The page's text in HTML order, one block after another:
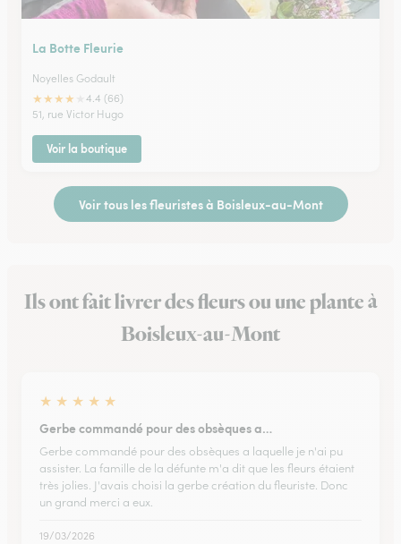
La Botte Fleurie
Noyelles Godault
★★★★
4.4 (66)
51, rue Victor Hugo
Voir la boutique
Voir tous les fleuristes à Boisleux-au-Mont
Ils ont fait livrer des fleurs ou une plante à
Boisleux-au-Mont
★ ★ ★ ★ ★
Gerbe commandé pour des obsèques a…
Gerbe commandé pour des obsèques a laquelle je n'ai pu
assister. La famille de la défunte m'a dit que les fleurs étaient
très jolies. J'avais choisi la gerbe création du fleuriste. Donc
un grand merci a eux.
19/03/2026